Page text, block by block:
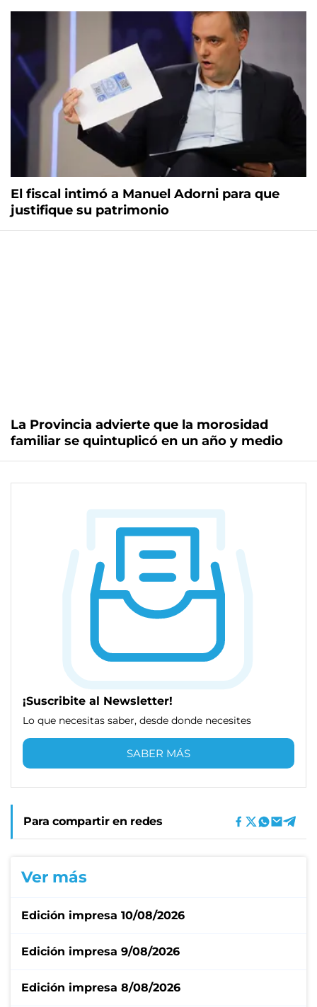
El fiscal intimó a Manuel Adorni para que
justifique su patrimonio
La Provincia advierte que la morosidad
familiar se quintuplicó en un año y medio
¡Suscribite al Newsletter!
Lo que necesitas saber, desde donde necesites
SABER MÁS
Para compartir en redes
Ver más
Edición impresa 10/08/2026
Edición impresa 9/08/2026
Edición impresa 8/08/2026